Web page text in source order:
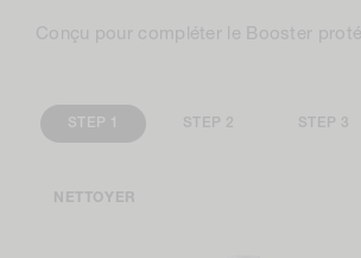
Conçu pour compléter le Booster
STEP 1 STEP 2 STEP 3
NETTOYER